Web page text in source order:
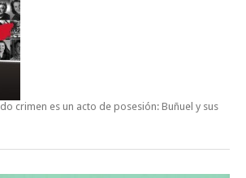
crimen es un acto de posesión: Buñuel y sus